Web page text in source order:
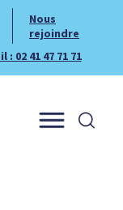
Nous
rejoindre
: 02 41 47 71 71